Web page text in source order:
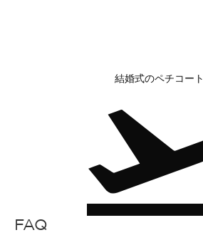
結婚式のペチコート
FAQ